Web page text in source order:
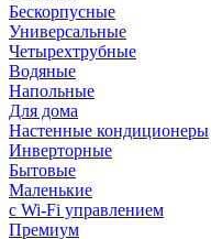
Бескорпусные
Универсальные
Четырехтрубные
Водяные
Напольные
Для дома
Настенные кондиционеры
Инверторные
Бытовые
Маленькие
с Wi-Fi управлением
Премиум